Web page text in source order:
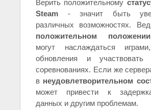
Верить положительному
Steam - значит быть
различных возможностях.
положительном положении
могут наслаждаться
обновления и
соревнованиях. Если же
в неудовлетворительном
может привести к
данных и другим проблемам.